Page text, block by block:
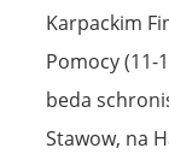
Karpackim
Pomocy (11-
beda
Stawow, na